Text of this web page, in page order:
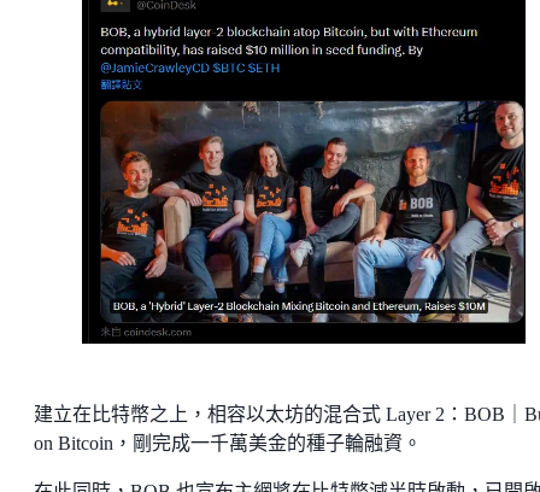
建立在比特幣之上，相容以太坊的混合式 Layer 2：BOB｜
on Bitcoin，剛完成一千萬美金的種子輪融資。